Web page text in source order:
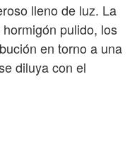
lleno de luz. La
pulido, los
en torno a una
diluya con el